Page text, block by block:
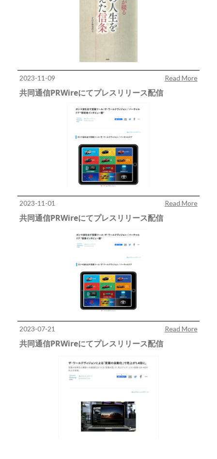
2023-11-09 Read More
共同通信PRWireにてプレスリリース配信
2023-11-01 Read More
共同通信PRWireにてプレスリリース配信
2023-07-21 Read More
共同通信PRWireにてプレスリリース配信